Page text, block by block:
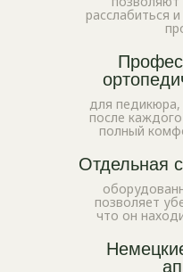
расслабиться
Отдельная
позволяет
что он
для
после
полный